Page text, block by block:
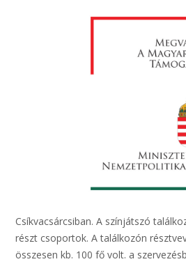
Csíkvacsárcsiban. A színjátszó
részt csoportok. A találkozón
összesen kb. 100 fő volt. a